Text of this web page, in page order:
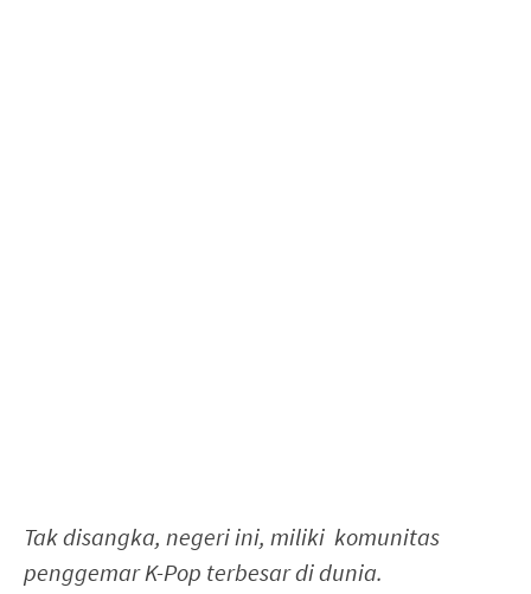
Tak disangka, negeri ini, miliki komunitas
penggemar K-Pop terbesar di dunia.